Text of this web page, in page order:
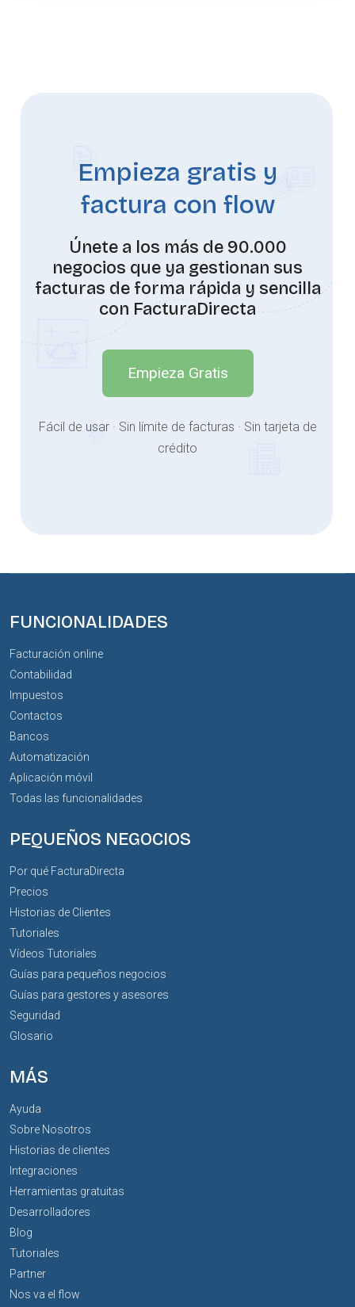
Empieza gratis y
factura con flow
Únete a los más de 90.000
negocios que ya gestionan sus
facturas de forma rápida y sencilla
con FacturaDirecta
Empieza Gratis
Fácil de usar · Sin límite de facturas · Sin tarjeta de
crédito
FUNCIONALIDADES
Facturación online
Contabilidad
Impuestos
Contactos
Bancos
Automatización
Aplicación móvil
Todas las funcionalidades
PEQUEÑOS NEGOCIOS
Por qué FacturaDirecta
Precios
Historias de Clientes
Tutoriales
Vídeos Tutoriales
Guías para pequeños negocios
Guías para gestores y asesores
Seguridad
Glosario
MÁS
Ayuda
Sobre Nosotros
Historias de clientes
Integraciones
Herramientas gratuitas
Desarrolladores
Blog
Tutoriales
Partner
Nos va el flow